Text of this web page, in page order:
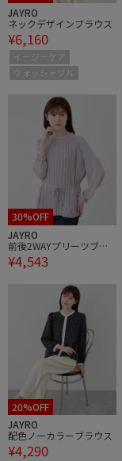
JAYRO
ネックデザインブラウス
¥6,160
イージーケア
ウォッシャブル
30%OFF
JAYRO
前後2WAYプリーツブラ
ウス
¥4,543
20%OFF
JAYRO
配色ノーカラーブラウス
¥4,290